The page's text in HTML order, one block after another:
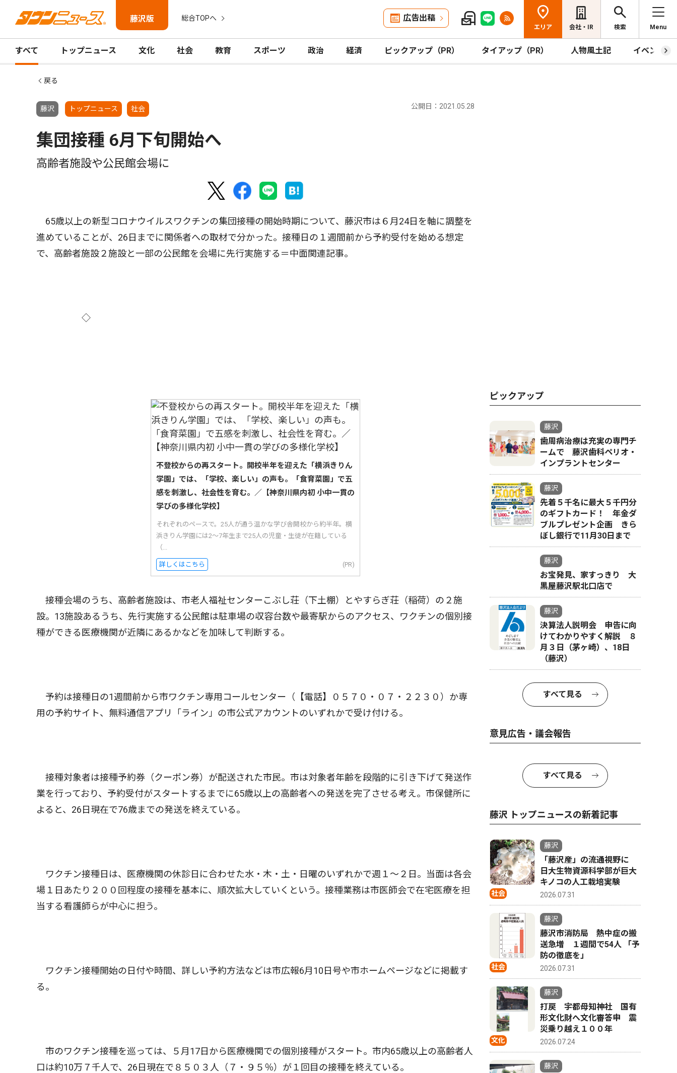
藤沢版 総合TOPへ 広告出稿
エリア 会社・IR 検索 Menu
すべて トップニュース 文化 社会 教育 スポーツ 政治 経済 ピックアップ（PR） タイアップ（PR） 人物風土記 イベント
戻る
藤沢 トップニュース 社会 公開日：2021.05.28
集団接種 6月下旬開始へ
高齢者施設や公民館会場に
65歳以上の新型コロナウイルスワクチンの集団接種の開始時期について、藤沢市は６月24日を軸に調整を
進めていることが、26日までに関係者への取材で分かった。接種日の１週間前から予約受付を始める想定
で、高齢者施設２施設と一部の公民館を会場に先行実施する＝中面関連記事。
◇
不登校からの再スタート。開校半年を迎えた「横浜きりん
学園」では、「学校、楽しい」の声も。「食育菜園」で五
感を刺激し、社会性を育む。／【神奈川県内初 小中一貫の
学びの多様化学校】
それぞれのペースで。25人が通う温かな学び舎開校から約半年。横
浜きりん学園には2〜7年生まで25人の児童・生徒が在籍している
（...
詳しくはこちら (PR)
接種会場のうち、高齢者施設は、市老人福祉センターこぶし荘（下土棚）とやすらぎ荘（稲荷）の２施
設。13施設あるうち、先行実施する公民館は駐車場の収容台数や最寄駅からのアクセス、ワクチンの個別接
種ができる医療機関が近隣にあるかなどを加味して判断する。
予約は接種日の1週間前から市ワクチン専用コールセンター（【電話】０５７０・０７・２２３０）か専
用の予約サイト、無料通信アプリ「ライン」の市公式アカウントのいずれかで受け付ける。
接種対象者は接種予約券（クーポン券）が配送された市民。市は対象者年齢を段階的に引き下げて発送作
業を行っており、予約受付がスタートするまでに65歳以上の高齢者への発送を完了させる考え。市保健所に
よると、26日現在で76歳までの発送を終えている。
ワクチン接種日は、医療機関の休診日に合わせた水・木・土・日曜のいずれかで週１〜２日。当面は各会
場１日あたり２００回程度の接種を基本に、順次拡大していくという。接種業務は市医師会で在宅医療を担
当する看護師らが中心に担う。
ワクチン接種開始の日付や時間、詳しい予約方法などは市広報6月10日号や市ホームページなどに掲載す
る。
市のワクチン接種を巡っては、５月17日から医療機関での個別接種がスタート。市内65歳以上の高齢者人
口は約10万７千人で、26日現在で８５０３人（７・９５％）が１回目の接種を終えている。
ピックアップ
藤沢
歯周病治療は充実の専門チ
ームで 藤沢歯科ペリオ・
インプラントセンター
藤沢
先着５千名に最大５千円分
のギフトカード！ 年金ダ
ブルプレゼント企画 きら
ぼし銀行で11月30日まで
藤沢
お宝発見、家すっきり 大
黒屋藤沢駅北口店で
藤沢
決算法人説明会 申告に向
けてわかりやすく解説 ８
月３日（茅ヶ崎）、18日
（藤沢）
すべて見る
意見広告・議会報告
すべて見る
藤沢 トップニュースの新着記事
社会
藤沢
「藤沢産」の流通視野に
日大生物資源科学部が巨大
キノコの人工栽培実験
2026.07.31
社会
藤沢
藤沢市消防局 熱中症の搬
送急増 １週間で54人 「予
防の徹底を」
2026.07.31
文化
藤沢
打戻 宇都母知神社 国有
形文化財へ文化審答申 震
災乗り越え１００年
2026.07.24
藤沢